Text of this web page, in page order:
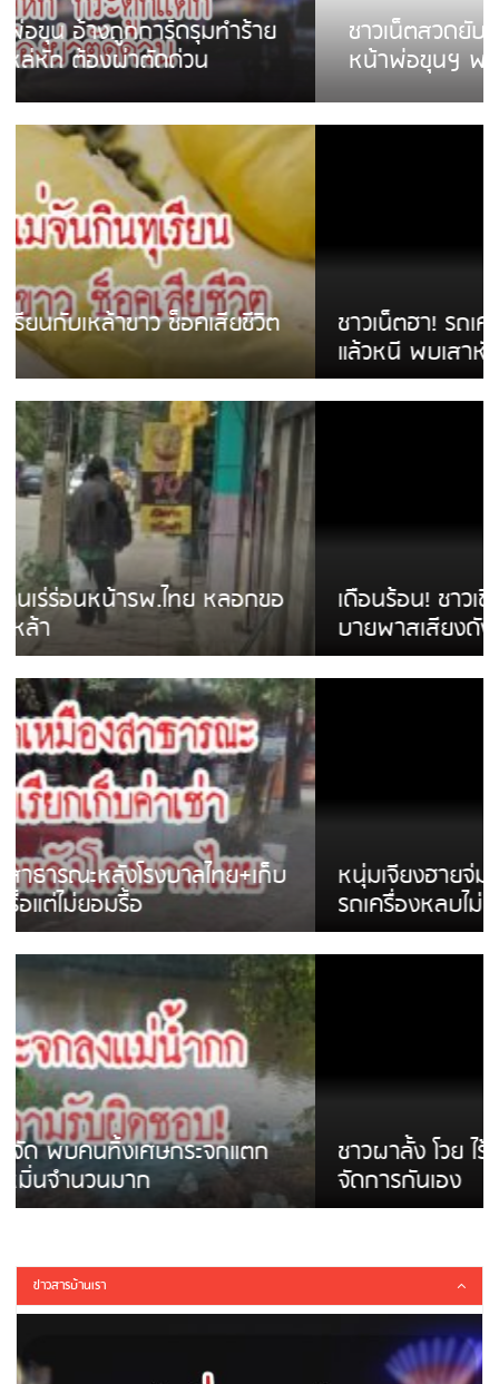
ชาวเน็ตสวดยับ! พบพม่าเร่ขายพวงมาลัย
หน้าพ่อขุนฯ พอไม่ซื้อเดินตาม
ชาวเน็ตฮา! รถเครื่องแม่สายชนป้ายร้านโลงศพ
แล้วหนี พบเสาหัก เบรคหัก หวิดได้ใช้บริการ
เดือนร้อน! ชาวเชียงรายบ่นรถ Isuzu สีขาวซิ่ง
บายพาสเสียงดังสร้างความรำคาญ
หนุ่มเจียงฮายจ่ม พบถังน้ำดื่มตกกลางถนน
รถเครื่องหลบไม่ทันล้มบาดเจ็บ
ชาวผาลั้ง โวย ไร้หน่วยงานดูแล ดินสไลด์ ต้อง
จัดการกันเอง
ข่าวสารบ้านเรา